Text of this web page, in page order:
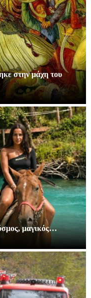
στην μάχη του
μαγικός…